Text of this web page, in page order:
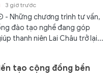
3 giờ trước
- Những chương trình tư vấn,
đào tạo nghề đang góp
thanh niên Lai Châu trở lại...
tạo cộng đồng bền